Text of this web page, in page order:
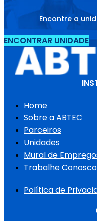
Encontre a
ENCONTRAR UNIDADE
Home
Sobre a ABTEC
Parceiros
Unidades
Mural de
Trabalhe Conosco
Política de